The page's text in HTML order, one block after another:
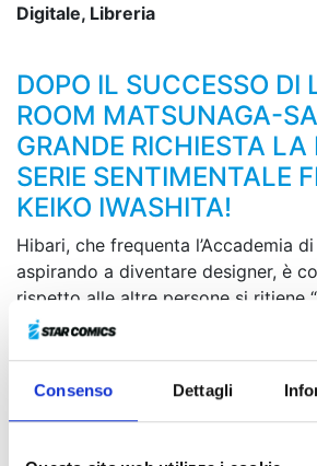
Consenso Dettagli
Digitale, Libreria
DOPO IL SUCCESSO DI
ROOM MATSUNAGA-
GRANDE RICHIESTA LA
SERIE SENTIMENTALE
KEIKO IWASHITA!
Hibari, che frequenta l’Accademia
aspirando a diventare designer, è
rispetto alle altre persone si ritiene
giorno, nel locale di ramen in cui
un ragazzo estroverso che canta in
vita di studentessa serissima
Ha inizio una love story